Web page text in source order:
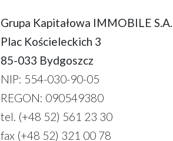
Grupa Kapitałowa IMMOBILE S.A.
Plac Kościeleckich 3
85-033 Bydgoszcz
NIP: 554-030-90-05
REGON: 090549380
tel. (+48 52) 561 23 30
fax (+48 52) 321 00 78